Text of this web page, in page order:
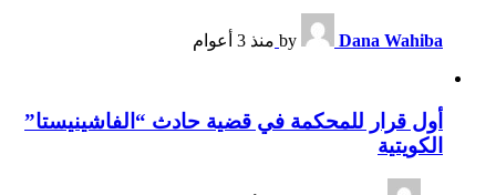
by Dana Wahiba منذ 3 أعوام
أول قرار للمحكمة في قضية حادث “الفاشينيستا”
الكويتية